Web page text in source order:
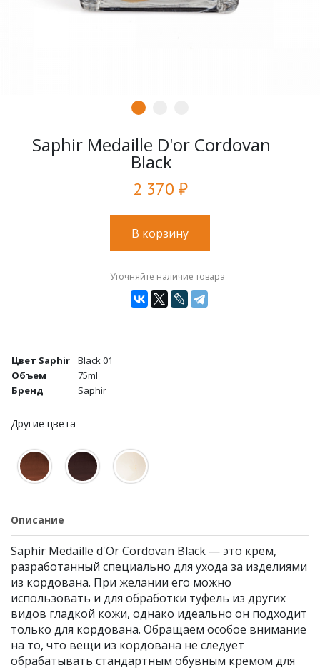
Saphir Medaille D'or Cordovan
Black
2 370 ₽
В корзину
Уточняйте наличие товара
Цвет Saphir
Black 01
Объем
75ml
Бренд
Saphir
Другие цвета
Описание
Saphir Medaille d'Or Cordovan Black — это крем,
разработанный специально для ухода за изделиями
из кордована. При желании его можно
использовать и для обработки туфель из других
видов гладкой кожи, однако идеально он подходит
только для кордована. Обращаем особое внимание
на то, что вещи из кордована не следует
обрабатывать стандартным обувным кремом для